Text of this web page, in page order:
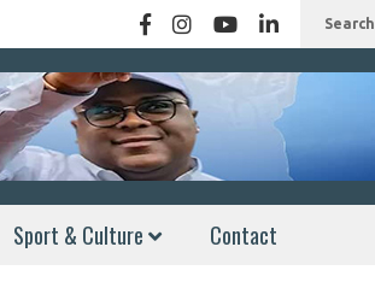
Search
Sport & Culture Contact